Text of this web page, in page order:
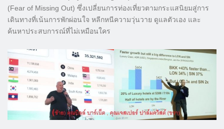
(Fear of Missing Out) ซึ่งเปลี่ยนการท่องเที่ยวตามกระแสนิยมสู่การ
เดินทางที่เน้นการพักผ่อนใจ หลีกหนีความวุ่นวาย ดูแลตัวเอง และ
ค้นหาประสบการณ์ที่ไม่เหมือนใคร